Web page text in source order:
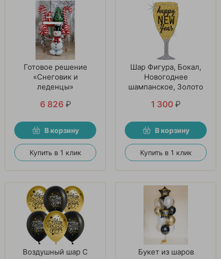
Готовое решение
«Снеговик и
леденцы»
6 826 ₽
В корзину
Купить в 1 клик
Шар Фигура, Бокал,
Новогоднее
шампанское, Золото
1 300 ₽
В корзину
Купить в 1 клик
Воздушный шар С
Букет из шаров